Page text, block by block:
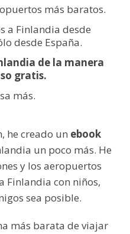
más baratos.
a Finlandia desde
desde España.
de la manera
gratis.
más.
he creado un ebook
un poco más. He
y los aeropuertos
Finlandia con niños,
sea posible.
más barata de viajar